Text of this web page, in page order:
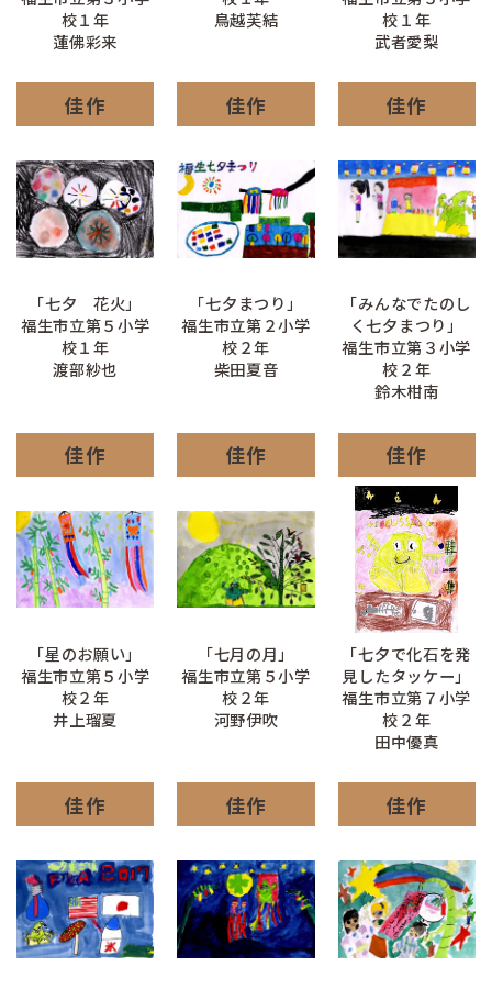
校１年
蓮佛彩来
鳥越芙結
校１年
武者愛梨
佳作
「七夕 花火」
福生市立第５小学
校１年
渡部紗也
佳作
「七夕まつり」
福生市立第２小学
校２年
柴田夏音
佳作
「みんなでたのし
く七夕まつり」
福生市立第３小学
校２年
鈴木柑南
佳作
「星のお願い」
福生市立第５小学
校２年
井上瑠夏
佳作
「七月の月」
福生市立第５小学
校２年
河野伊吹
佳作
「七夕で化石を発
見したタッケー」
福生市立第７小学
校２年
田中優真
佳作 佳作 佳作